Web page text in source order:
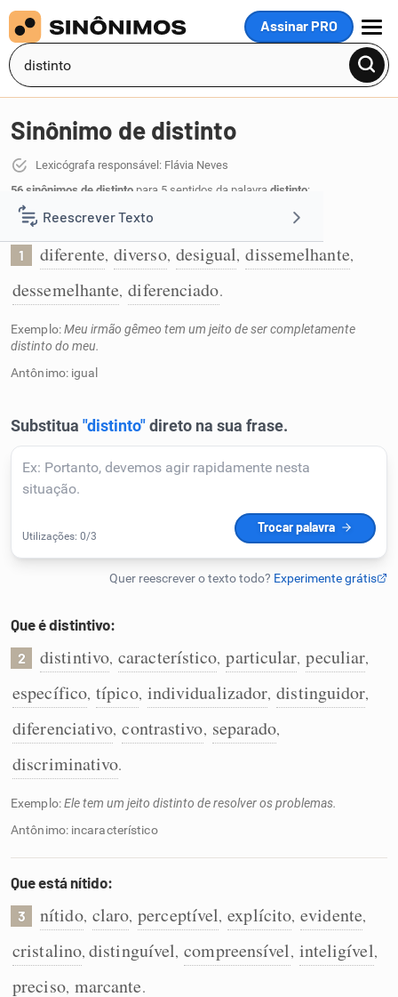
Assinar PRO
MENU
Reescrever Texto
Resumir Texto
Detector de IA
Humanizador de IA
Caça-palavras
Sinônimos
Sinônimo de distinto
Lexicógrafa responsável: Flávia Neves
56 sinônimos de distinto para 5 sentidos da palavra distinto:
Que difere, não sendo igual:
1 diferente, diverso, desigual, dissemelhante,
dessemelhante, diferenciado.
Exemplo:Meu irmão gêmeo tem um jeito de ser completamente
distinto do meu.
Antônimo: igual
Que é distintivo:
2 distintivo, característico, particular, peculiar,
específico, típico, individualizador, distinguidor,
diferenciativo, contrastivo, separado,
discriminativo.
Exemplo:Ele tem um jeito distinto de resolver os problemas.
Antônimo: incaracterístico
Que está nítido:
3 nítido, claro, perceptível, explícito, evidente,
cristalino, distinguível, compreensível, inteligível,
preciso, marcante.